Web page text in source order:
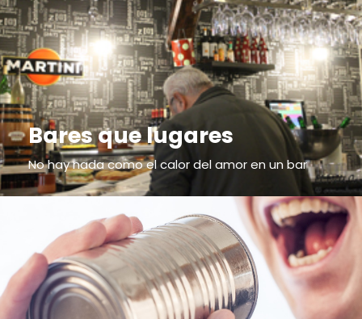
Bares que lugares
No hay nada como el calor del amor en un bar